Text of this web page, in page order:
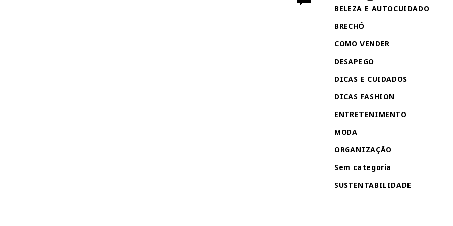
BELEZA E AUTOCUIDADO
BRECHÓ
COMO VENDER
DESAPEGO
DICAS E CUIDADOS
DICAS FASHION
ENTRETENIMENTO
MODA
ORGANIZAÇÃO
Sem categoria
SUSTENTABILIDADE